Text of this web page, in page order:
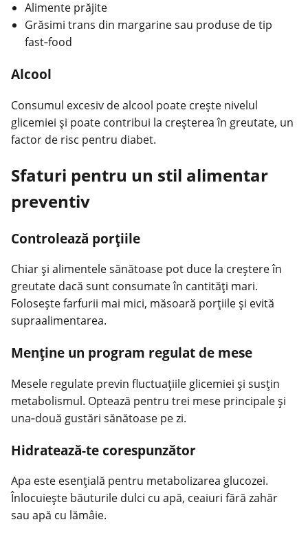
Alimente prăjite
Grăsimi trans din margarine sau produse de tip
fast‑food
Alcool
Consumul excesiv de alcool poate creşte nivelul
glicemiei şi poate contribui la creşterea în greutate, un
factor de risc pentru diabet.
Sfaturi pentru un stil alimentar
preventiv
Controlează porţiile
Chiar şi alimentele sănătoase pot duce la creştere în
greutate dacă sunt consumate în cantităţi mari.
Foloseşte farfurii mai mici, măsoară porţiile şi evită
supraalimentarea.
Menține un program regulat de mese
Mesele regulate previn fluctuaţiile glicemiei şi susţin
metabolismul. Optează pentru trei mese principale şi
una‑două gustări sănătoase pe zi.
Hidratează-te corespunzător
Apa este esenţială pentru metabolizarea glucozei.
Înlocuieşte băuturile dulci cu apă, ceaiuri fără zahăr
sau apă cu lămâie.